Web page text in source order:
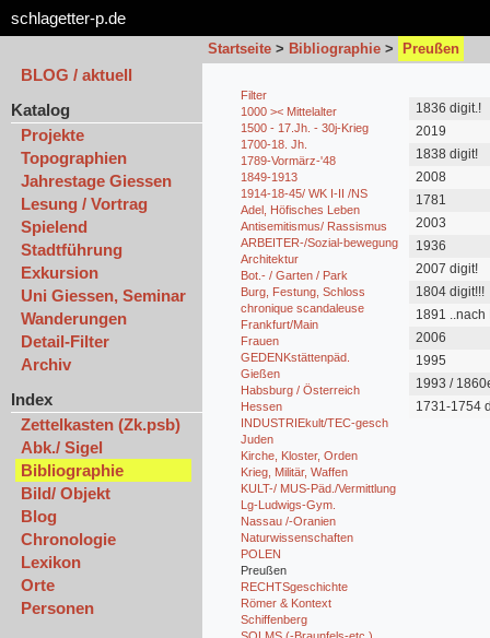
schlagetter-p.de
Startseite > Bibliographie > Preußen
BLOG / aktuell
Katalog
Projekte
Topographien
Jahrestage Giessen
Lesung / Vortrag
Spielend
Stadtführung
Exkursion
Uni Giessen, Seminar
Wanderungen
Detail-Filter
Archiv
Index
Zettelkasten (Zk.psb)
Abk./ Sigel
Bibliographie
Bild/ Objekt
Blog
Chronologie
Lexikon
Orte
Personen
Filter
1000 >< Mittelalter
1500 - 17.Jh. - 30j-Krieg
1700-18. Jh.
1789-Vormärz-'48
1849-1913
1914-18-45/ WK I-II /NS
Adel, Höfisches Leben
Antisemitismus/ Rassismus
ARBEITER-/Sozial-bewegung
Architektur
Bot.- / Garten / Park
Burg, Festung, Schloss
chronique scandaleuse
Frankfurt/Main
Frauen
GEDENKstättenpäd.
Gießen
Habsburg / Österreich
Hessen
INDUSTRIEkult/TEC-gesch
Juden
Kirche, Kloster, Orden
Krieg, Militär, Waffen
KULT-/ MUS-Päd./Vermittlung
Lg-Ludwigs-Gym.
Nassau /-Oranien
Naturwissenschaften
POLEN
Preußen
RECHTSgeschichte
Römer & Kontext
Schiffenberg
1836 digit.!
2019
1838 digit!
2008
1781
2003
1936
2007 digit!
1804 digit!!!
1891 ..nach
2006
1995
1993 /
1731-1754